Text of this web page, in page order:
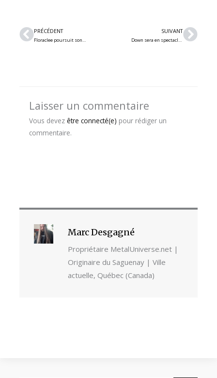
Précédent
PRÉCÉDENT SUIVANT
Laisser un commentaire
Vous devez être connecté(e) pour rédiger un
commentaire.
Marc Desgagné
Propriétaire MetalUniverse.net |
Originaire du Saguenay | Ville
actuelle, Québec (Canada)